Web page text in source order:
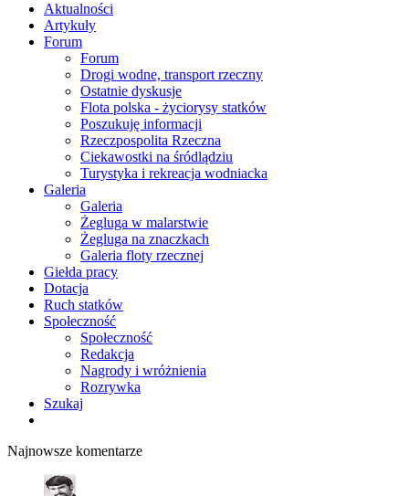
Aktualności
Artykuły
Forum
Forum
Drogi wodne, transport rzeczny
Ostatnie dyskusje
Flota polska - życiorysy statków
Poszukuję informacji
Rzeczpospolita Rzeczna
Ciekawostki na śródlądziu
Turystyka i rekreacja wodniacka
Galeria
Galeria
Żegluga w malarstwie
Żegluga na znaczkach
Galeria floty rzecznej
Giełda pracy
Dotacja
Ruch statków
Społeczność
Społeczność
Redakcja
Nagrody i wróżnienia
Rozrywka
Szukaj
Najnowsze komentarze